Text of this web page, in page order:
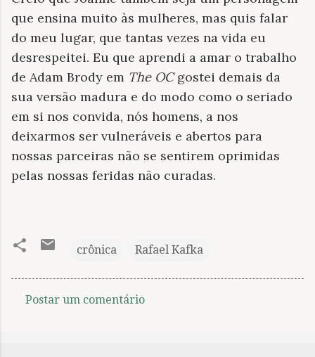
que ensina muito às mulheres, mas quis falar
do meu lugar, que tantas vezes na vida eu
desrespeitei. Eu que aprendi a amar o trabalho
de Adam Brody em The OCgostei demais da
sua versão madura e do modo como o seriado
em si nos convida, nós homens, a nos
deixarmos ser vulneráveis e abertos para
nossas parceiras não se sentirem oprimidas
pelas nossas feridas não curadas.
crônica Rafael Kafka
Postar um comentário